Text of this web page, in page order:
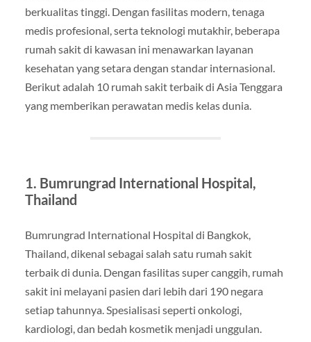
berkualitas tinggi. Dengan fasilitas modern, tenaga
medis profesional, serta teknologi mutakhir, beberapa
rumah sakit di kawasan ini menawarkan layanan
kesehatan yang setara dengan standar internasional.
Berikut adalah 10 rumah sakit terbaik di Asia Tenggara
yang memberikan perawatan medis kelas dunia.
1. Bumrungrad International Hospital,
Thailand
Bumrungrad International Hospital di Bangkok,
Thailand, dikenal sebagai salah satu rumah sakit
terbaik di dunia. Dengan fasilitas super canggih, rumah
sakit ini melayani pasien dari lebih dari 190 negara
setiap tahunnya. Spesialisasi seperti onkologi,
kardiologi, dan bedah kosmetik menjadi unggulan.